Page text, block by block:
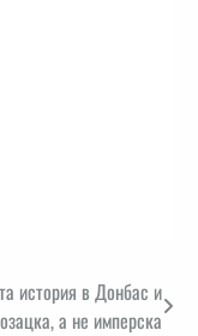
история в Донбас и
а не имперска